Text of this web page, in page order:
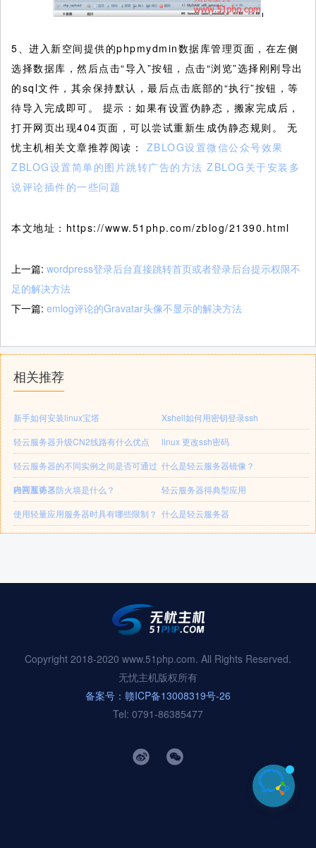
5、进入新空间提供的phpmydmin数据库管理页面，在左侧
选择数据库，然后点击“导入”按钮，点击“浏览”选择刚刚导出
的sql文件，其余保持默认，最后点击底部的“执行”按钮，等
待导入完成即可。 提示：如果有设置伪静态，搬家完成后，
打开网页出现404页面，可以尝试重新生成伪静态规则。 无
忧主机相关文章推荐阅读： ZBLOG设置微信公众号效果
ZBLOG设置简单的图片跳转广告的方法 ZBLOG关于安装多
说评论插件的一些问题
本文地址：https://www.51php.com/zblog/21390.html
上一篇: wordpress登录后台直接跳转首页或者登录后台提示权限不
足的解决方法
下一篇: emlog评论的Gravatar头像不显示的解决方法
相关推荐
新手如何安装linux宝塔
Xshell如何用密钥登录ssh
轻云服务器升级CN2线路有什么优点
linux 更改ssh密码
轻云服务器的不同实例之间是否可通过
内网互访？
什么是轻云服务器镜像？
轻云服务器防火墙是什么？
轻云服务器得典型应用
使用轻量应用服务器时具有哪些限制？ 什么是轻云服务器
Copyright 2018-2020 www.51php.com. All Rights Reserved.
无忧主机版权所有
备案号：赣ICP备13008319号-26
Tel: 0791-86385477